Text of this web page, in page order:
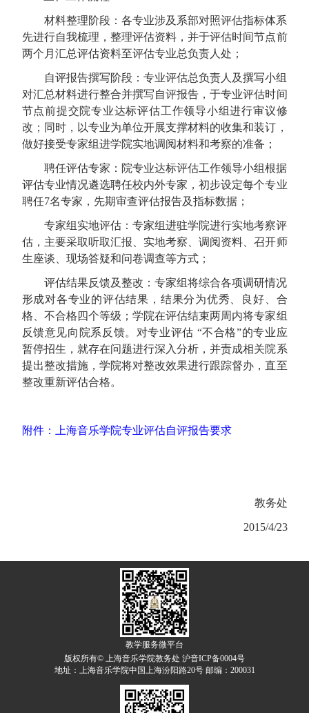
材料整理阶段：各专业涉及系部对照评估指标体系
先进行自我梳理，整理评估资料，并于评估时间节点前
两个月汇总评估资料至评估专业总负责人处；
自评报告撰写阶段：专业评估总负责人及撰写小组
对汇总材料进行整合并撰写自评报告，于专业评估时间
节点前提交院专业达标评估工作领导小组进行审议修
改；同时，以专业为单位开展支撑材料的收集和装订，
做好接受专家组进学院实地调阅材料和考察的准备；
聘任评估专家：院专业达标评估工作领导小组根据
评估专业情况遴选聘任校内外专家，初步设定每个专业
聘任7名专家，先期审查评估报告及指标数据；
专家组实地评估：专家组进驻学院进行实地考察评
估，主要采取听取汇报、实地考察、调阅资料、召开师
生座谈、现场答疑和问卷调查等方式；
评估结果反馈及整改：专家组将综合各项调研情况
形成对各专业的评估结果，结果分为优秀、良好、合
格、不合格四个等级；学院在评估结束两周内将专家组
反馈意见向院系反馈。对专业评估 “不合格”的专业应
暂停招生，就存在问题进行深入分析，并责成相关院系
提出整改措施，学院将对整改效果进行跟踪督办，直至
整改重新评估合格。
附件：上海音乐学院专业评估自评报告要求
教务处
2015/4/23
教学服务微平台
版权所有© 上海音乐学院教务处 沪音ICP备0004号
地址：上海音乐学院中国上海汾阳路20号 邮编：200031